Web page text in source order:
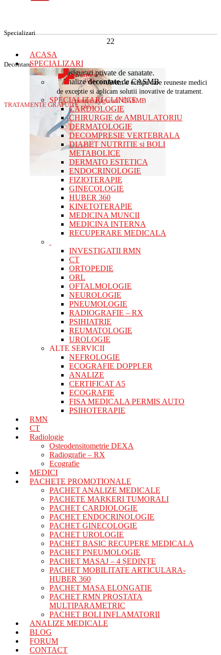
Specializari
22
Decontare
asigurari private de sanatate.
Analizedecontatede CASMB
TRATAMENTE GRATUITE
pentru asiguratii CASMB
ACASA
SPECIALIZARI
Avem o echipa care reuneste medici
de exceptie si aplicam solutii inovative de tratament.
SPECIALIZARI CLINICE
CARDIOLOGIE
CHIRURGIE de AMBULATORIU
DERMATOLOGIE
DECOMPRESIE VERTEBRALA
DIABET NUTRITIE si BOLI
METABOLICE
DERMATO ESTETICA
ENDOCRINOLOGIE
FIZIOTERAPIE
GINECOLOGIE
HUBER 360
KINETOTERAPIE
MEDICINA MUNCII
MEDICINA INTERNA
RECUPERARE MEDICALA
INVESTIGATII RMN
CT
ORTOPEDIE
ORL
OFTALMOLOGIE
NEUROLOGIE
PNEUMOLOGIE
RADIOGRAFIE – RX
PSIHIATRIE
REUMATOLOGIE
UROLOGIE
ALTE SERVICII
NEFROLOGIE
ECOGRAFIE DOPPLER
ANALIZE
CERTIFICAT A5
ECOGRAFIE
FISA MEDICALA PERMIS AUTO
PSIHOTERAPIE
RMN
CT
Radiologie
Osteodensitometrie DEXA
Radiografie – RX
Ecografie
MEDICI
PACHETE PROMOTIONALE
PACHET ANALIZE MEDICALE
PACHETE MARKERI TUMORALI
PACHET CARDIOLOGIE
PACHET ENDOCRINOLOGIE
PACHET GINECOLOGIE
PACHET UROLOGIE
PACHET BASIC RECUPERE MEDICALA
PACHET PNEUMOLOGIE
PACHET MASAJ – 4 ȘEDINȚE
PACHET MOBILITATE ARTICULARA-
HUBER 360
PACHET MASA ELONGATIE
PACHET RMN PROSTATA
MULTIPARAMETRIC
PACHET BOLI INFLAMATORII
ANALIZE MEDICALE
BLOG
FORUM
CONTACT